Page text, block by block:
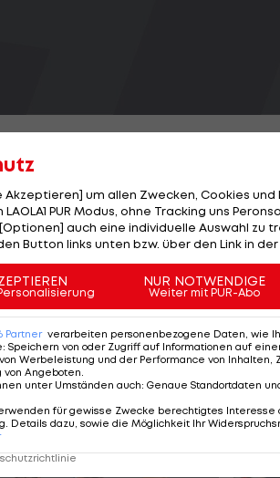
mit einem Remis. Der
Publikum mit einem 1:1
in Führung, aber Ben Yedder
mit Rot vom Platz: Saihi (39.) von
Paris St. Germain startet
Akzeptieren] um allen Zwecken, Cookies
PUR Modus, ohne Tracking uns
auch eine individuelle Auswahl zu
Button links unten bzw. über den Link in der
NUR NOTWENDIGE
Weiter mit PUR-Abo
Partner verarbeiten personenbezogene Daten, wie
: Speichern von oder Zugriff auf Informationen auf
Werbeleistung und der Performance von Inhalten,
von Angeboten
unter Umständen auch: Genaue Standortdaten
für gewisse Zwecke berechtigtes Interesse
Details dazu, sowie die Möglichkeit Ihr